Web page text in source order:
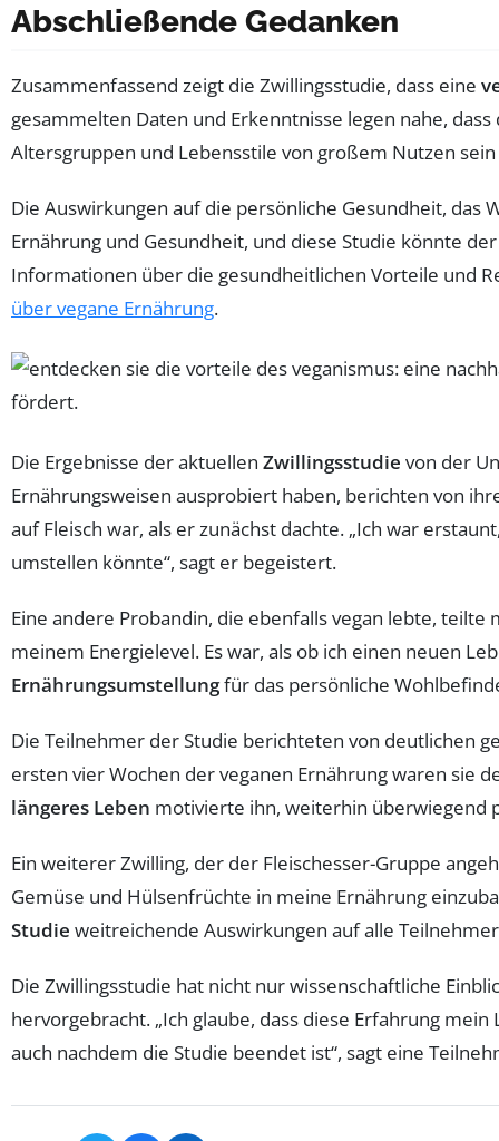
Abschließende Gedanken
Zusammenfassend zeigt die Zwillingsstudie, dass eine
gesammelten Daten und Erkenntnisse legen nahe,
Altersgruppen und Lebensstile von großem Nutzen sein
Die Auswirkungen auf die persönliche Gesundheit, das
Ernährung und Gesundheit, und diese Studie könnte
Informationen über die gesundheitlichen Vorteile und
über vegane Ernährung.
Die Ergebnisse der aktuellen Zwillingsstudie von der
Ernährungsweisen ausprobiert haben, berichten von
auf Fleisch war, als er zunächst dachte. „Ich war
umstellen könnte“, sagt er begeistert.
Eine andere Probandin, die ebenfalls vegan lebte,
meinem Energielevel. Es war, als ob ich einen neuen
Ernährungsumstellungfür das persönliche
Die Teilnehmer der Studie berichteten von deutlichen
ersten vier Wochen der veganen Ernährung waren sie
längeres Leben motivierte ihn, weiterhin überwiegend
Ein weiterer Zwilling, der der Fleischesser-Gruppe
Gemüse und Hülsenfrüchte in meine Ernährung
Studie weitreichende Auswirkungen auf alle
Die Zwillingsstudie hat nicht nur wissenschaftliche
hervorgebracht. „Ich glaube, dass diese Erfahrung
auch nachdem die Studie beendet ist“, sagt eine